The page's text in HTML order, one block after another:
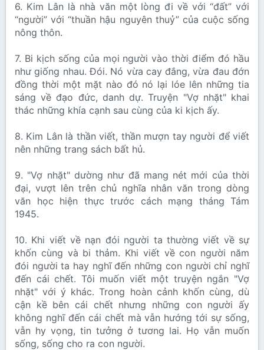
6. Kim Lân là nhà văn một lòng đi về với “đất” với
“người” với “thuần hậu nguyên thuỷ” của cuộc sống
nông thôn.
7. Bi kịch sống của mọi người vào thời điểm đó hầu
như giống nhau. Đói. Nó vừa cay đắng, vừa đau đớn
đồng thời một mặt nào đó nó lại lóe lên những tia
sáng về đạo đức, danh dự. Truyện "Vợ nhặt" khai
thác những khía cạnh sau cùng của ki kịch ấy.
8. Kim Lân là thần viết, thần mượn tay người để viết
nên những trang sách bất hủ.
9. "Vợ nhặt" dường như đã mang nét mới của thời
đại, vượt lên trên chủ nghĩa nhân văn trong dòng
văn học hiện thực trước cách mạng tháng Tám
1945.
10. Khi viết về nạn đói người ta thường viết về sự
khốn cùng và bi thảm. Khi viết về con người năm
đói người ta hay nghĩ đến những con người chỉ nghĩ
đến cái chết. Tôi muốn viết một truyện ngắn "Vợ
nhặt" với ý khác. Trong hoàn cảnh khốn cùng, dù
cận kề bên cái chết nhưng những con người ấy
không nghĩ đến cái chết mà vẫn hướng tới sự sống,
vẫn hy vọng, tin tưởng ở tương lai. Họ vẫn muốn
sống, sống cho ra con người.